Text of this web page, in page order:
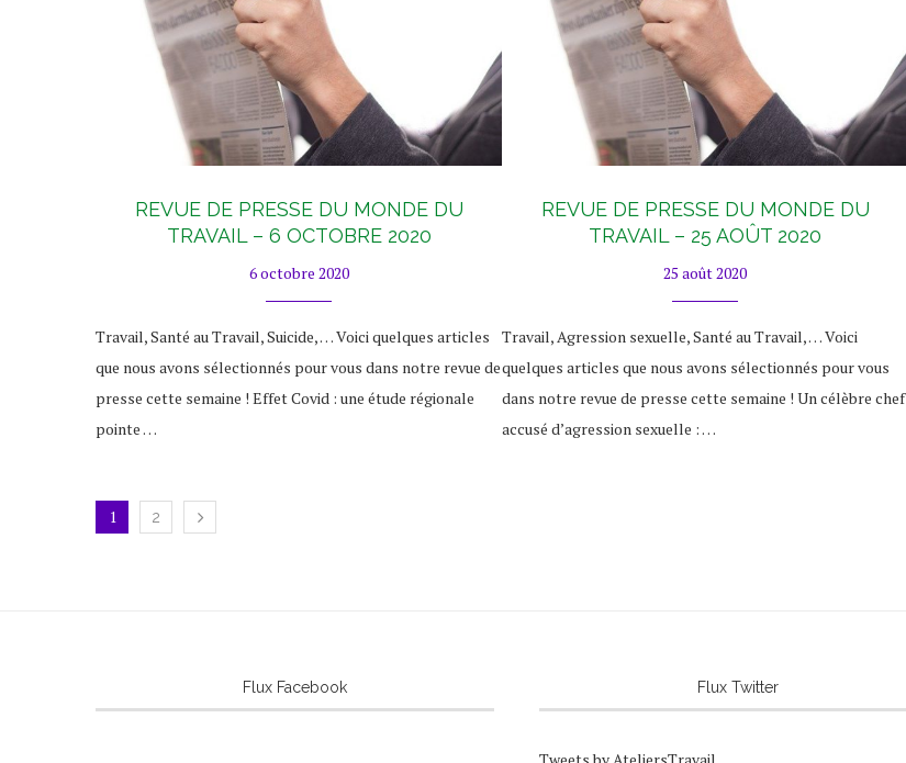
REVUE DE PRESSE DU MONDE DU
TRAVAIL – 6 OCTOBRE 2020
6 octobre 2020
Travail, Santé au Travail, Suicide, … Voici quelques articles
que nous avons sélectionnés pour vous dans notre revue de
presse cette semaine ! Effet Covid : une étude régionale
pointe …
REVUE DE PRESSE DU MONDE DU
TRAVAIL – 25 AOÛT 2020
25 août 2020
Travail, Agression sexuelle, Santé au Travail, … Voici
quelques articles que nous avons sélectionnés pour vous
dans notre revue de presse cette semaine ! Un célèbre chef
accusé d’agression sexuelle : …
1 2
Flux Facebook Flux Twitter